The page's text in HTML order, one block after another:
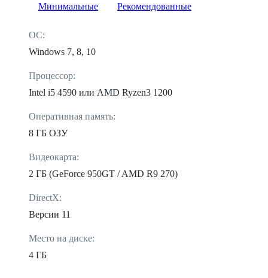
Минимальные Рекомендованные
ОС:
Windows 7, 8, 10
Процессор:
Intel i5 4590 или AMD Ryzen3 1200
Оперативная память:
8 ГБ ОЗУ
Видеокарта:
2 ГБ (GeForce 950GT / AMD R9 270)
DirectX:
Версии 11
Место на диске:
4 ГБ